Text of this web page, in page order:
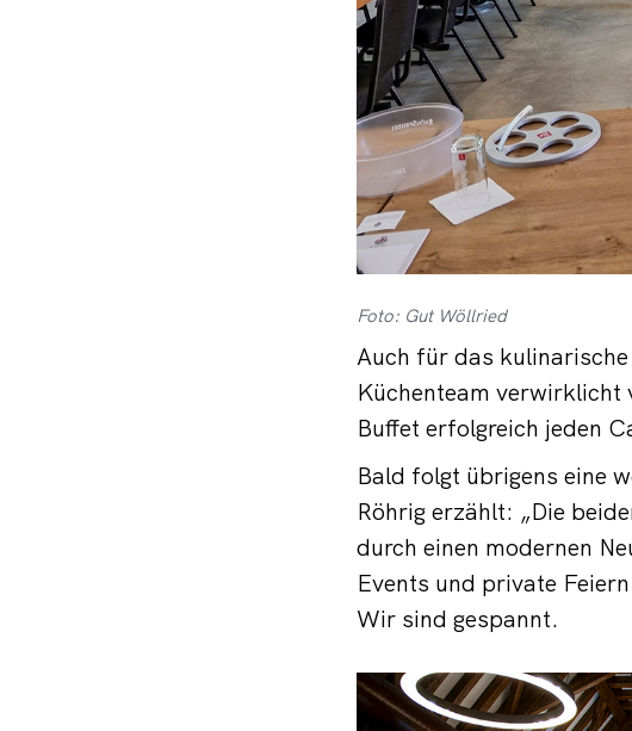
Foto: Gut Wöllried
Auch für das
Küchenteam verwirklicht
Buffet erfolgreich jeden
Bald folgt übrigens eine
Röhrig erzählt: „Die
durch einen modernen
Events und private
Wir sind gespannt.